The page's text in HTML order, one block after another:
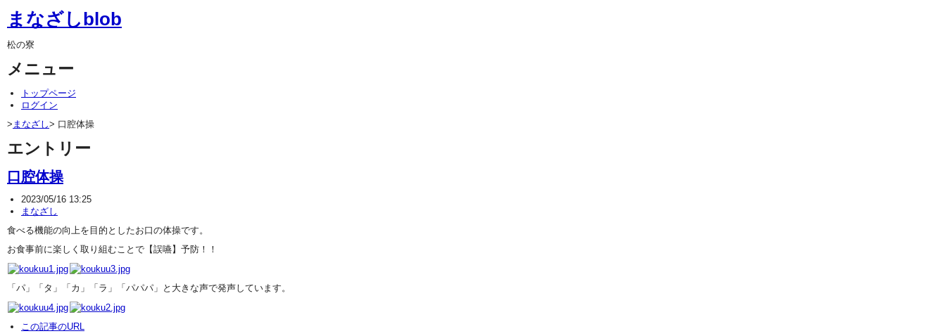
まなざしblob
松の寮
メニュー
トップページ
ログイン
> まなざし> 口腔体操
エントリー
口腔体操
2023/05/16 13:25
まなざし
食べる機能の向上を目的としたお口の体操です。
お食事前に楽しく取り組むことで【誤嚥】予防！！
「パ」「タ」「カ」「ラ」「パパパ」と大きな声で発声しています。
この記事のURL